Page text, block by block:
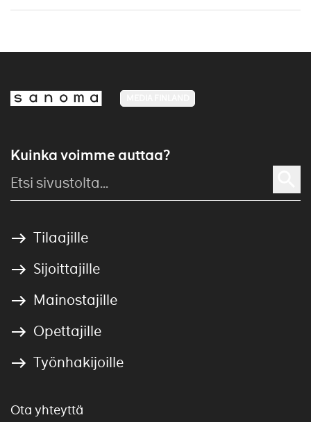
Kuinka voimme auttaa?
Tilaajille
Sijoittajille
Mainostajille
Opettajille
Työnhakijoille
Ota yhteyttä